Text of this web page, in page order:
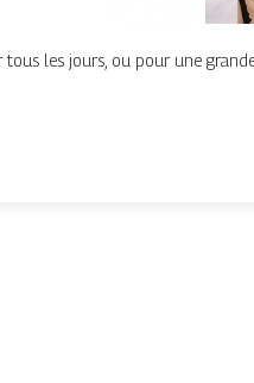
les jours, ou pour une